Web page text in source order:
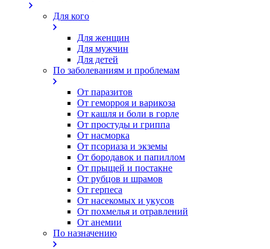
Для кого
Для женщин
Для мужчин
Для детей
По заболеваниям и проблемам
От паразитов
Oт геморроя и варикоза
От кашля и боли в горле
От простуды и гриппа
От насморка
Oт псориаза и экземы
От бородавок и папиллом
От прыщей и постакне
От рубцов и шрамов
От герпеса
От насекомых и укусов
От похмелья и отравлений
От анемии
По назначению